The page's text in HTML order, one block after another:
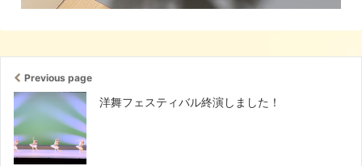
Previous page
洋舞フェスティバル終演しました！